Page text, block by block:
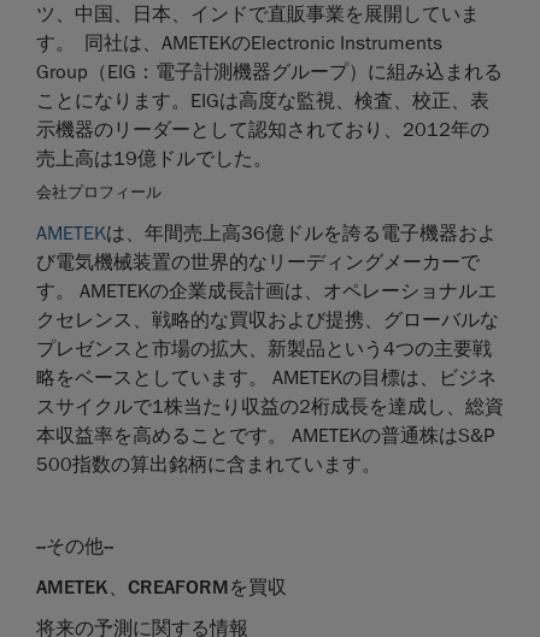
ツ、中国、日本、インドで直販事業を展開していま
す。 同社は、AMETEKのElectronic Instruments
Group（EIG：電子計測機器グループ）に組み込まれる
ことになります。EIGは高度な監視、検査、校正、表
示機器のリーダーとして認知されており、2012年の
売上高は19億ドルでした。
会社プロフィール
AMETEKは、年間売上高36億ドルを誇る電子機器およ
び電気機械装置の世界的なリーディングメーカーで
す。 AMETEKの企業成長計画は、オペレーショナルエ
クセレンス、戦略的な買収および提携、グローバルな
プレゼンスと市場の拡大、新製品という4つの主要戦
略をベースとしています。 AMETEKの目標は、ビジネ
スサイクルで1株当たり収益の2桁成長を達成し、総資
本収益率を高めることです。 AMETEKの普通株はS&P
500指数の算出銘柄に含まれています。
--その他--
AMETEK、 CREAFORMを買収
将来の予測に関する情報